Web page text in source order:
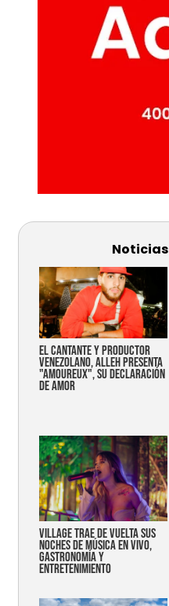
Noticias
EL CANTANTE Y PRODUCTOR
VENEZOLANO, ALLEH PRESENTA
"AMOUREUX", SU DECLARACIÓN
DE AMOR
Village trae de vuelta sus
noches de música en vivo,
gastronomía y
entretenimiento